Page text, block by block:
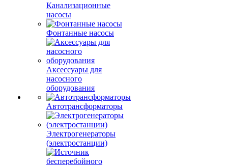
Канализационные
насосы
Фонтанные насосы
Аксессуары для
насосного
оборудования
Автотрансформаторы
Электрогенераторы
(электростанции)